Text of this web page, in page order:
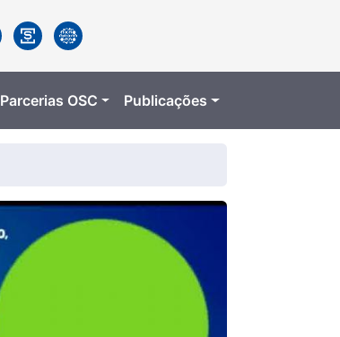
Parcerias OSC Publicações